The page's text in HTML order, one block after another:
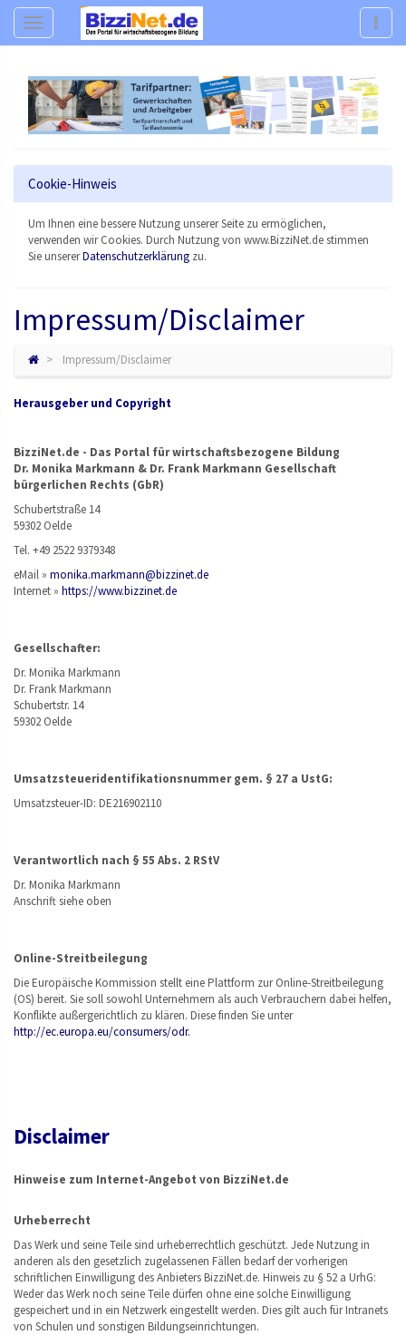
Navigation
Cookie-Hinweis
Um Ihnen eine bessere Nutzung unserer Seite zu ermöglichen,
verwenden wir Cookies. Durch Nutzung von www.BizziNet.de stimmen
Sie unsererDatenschutzerklärung zu.
Impressum/Disclaimer
Impressum/Disclaimer
Herausgeber und Copyright
BizziNet.de - Das Portal für wirtschaftsbezogene Bildung
Dr. Monika Markmann & Dr. Frank Markmann Gesellschaft
bürgerlichen Rechts (GbR)
Schubertstraße 14
59302 Oelde
Tel. +49 2522 9379348
eMail » monika.markmann@bizzinet.de
Internet » https://www.bizzinet.de
Gesellschafter:
Dr. Monika Markmann
Dr. Frank Markmann
Schubertstr. 14
59302 Oelde
Umsatzsteueridentifikationsnummer gem. § 27 a UstG:
Umsatzsteuer-ID: DE216902110
Verantwortlich nach § 55 Abs. 2 RStV
Dr. Monika Markmann
Anschrift siehe oben
Online-Streitbeilegung
Die Europäische Kommission stellt eine Plattform zur Online-Streitbeilegung
(OS) bereit. Sie soll sowohl Unternehmern als auch Verbrauchern dabei helfen,
Konflikte außergerichtlich zu klären. Diese finden Sie unter
http://ec.europa.eu/consumers/odr.
Disclaimer
Hinweise zum Internet-Angebot von BizziNet.de
Urheberrecht
Das Werk und seine Teile sind urheberrechtlich geschützt. Jede Nutzung in
anderen als den gesetzlich zugelassenen Fällen bedarf der vorherigen
schriftlichen Einwilligung des Anbieters BizziNet.de. Hinweis zu § 52 a UrhG:
Weder das Werk noch seine Teile dürfen ohne eine solche Einwilligung
gespeichert und in ein Netzwerk eingestellt werden. Dies gilt auch für Intranets
von Schulen und sonstigen Bildungseinrichtungen.